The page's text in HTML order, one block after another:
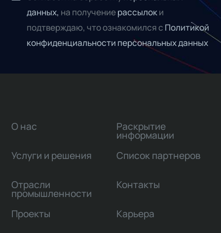
данных, на получениерассылоки
подтверждаю, что ознакомился с Политикой
конфиденциальности персональных данных
О нас
Услуги и решения
Отрасли
промышленности
Проекты
Раскрытие
информации
Список партнеров
Контакты
Карьера